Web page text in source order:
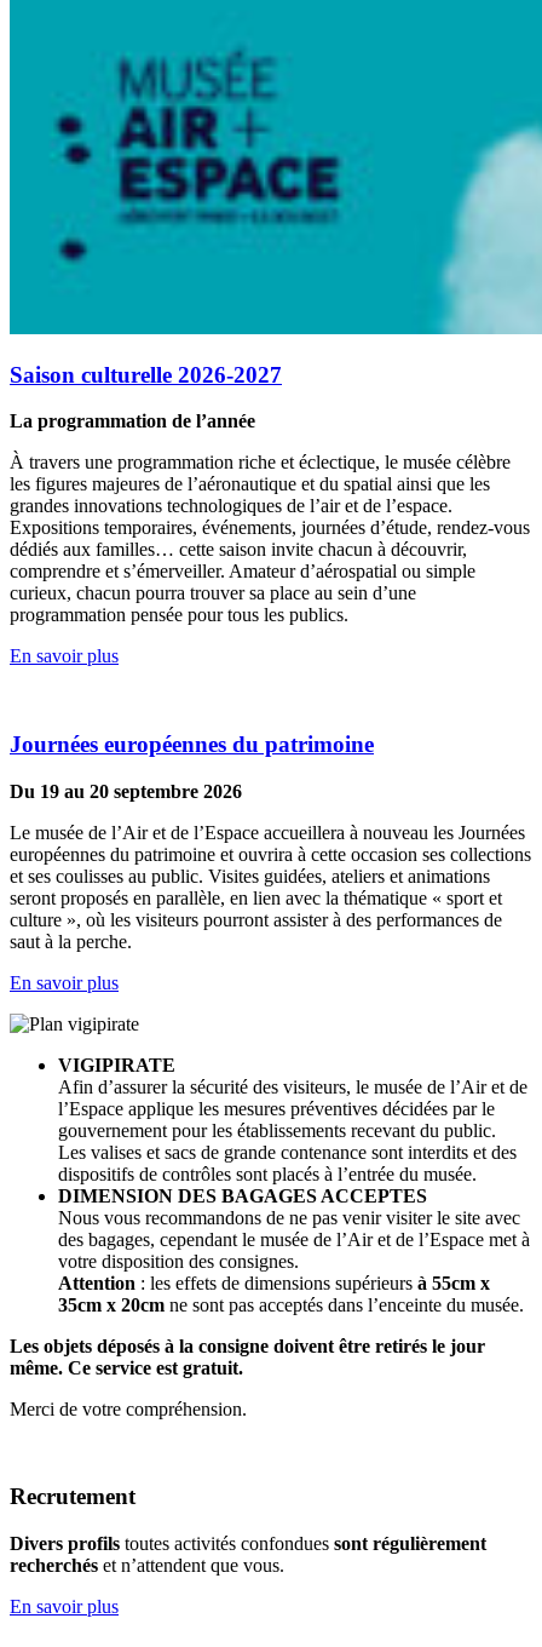
Saison culturelle 2026-2027
La programmation de l’année
À travers une programmation riche et éclectique, le musée célèbre
les figures majeures de l’aéronautique et du spatial ainsi que les
grandes innovations technologiques de l’air et de l’espace.
Expositions temporaires, événements, journées d’étude, rendez-vous
dédiés aux familles… cette saison invite chacun à découvrir,
comprendre et s’émerveiller. Amateur d’aérospatial ou simple
curieux, chacun pourra trouver sa place au sein d’une
programmation pensée pour tous les publics.
En savoir plus
Journées européennes du patrimoine
Du 19 au 20 septembre 2026
Le musée de l’Air et de l’Espace accueillera à nouveau les Journées
européennes du patrimoine et ouvrira à cette occasion ses collections
et ses coulisses au public. Visites guidées, ateliers et animations
seront proposés en parallèle, en lien avec la thématique « sport et
culture », où les visiteurs pourront assister à des performances de
saut à la perche.
En savoir plus
VIGIPIRATE
Afin d’assurer la sécurité des visiteurs, le musée de l’Air et de
l’Espace applique les mesures préventives décidées par le
gouvernement pour les établissements recevant du public.
Les valises et sacs de grande contenance sont interdits et des
dispositifs de contrôles sont placés à l’entrée du musée.
DIMENSION DES BAGAGES ACCEPTES
Nous vous recommandons de ne pas venir visiter le site avec
des bagages, cependant le musée de l’Air et de l’Espace met à
votre disposition des consignes.
Attention : les effets de dimensions supérieurs à 55cm x
35cm x 20cm ne sont pas acceptés dans l’enceinte du musée.
Les objets déposés à la consigne doivent être retirés le jour
même. Ce service est gratuit.
Merci de votre compréhension.
Recrutement
Divers profils toutes activités confondues sont régulièrement
recherchés et n’attendent que vous.
En savoir plus